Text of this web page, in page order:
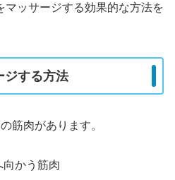
マッサージする効果的な方法を
ジする方法
筋肉があります。
向かう筋肉